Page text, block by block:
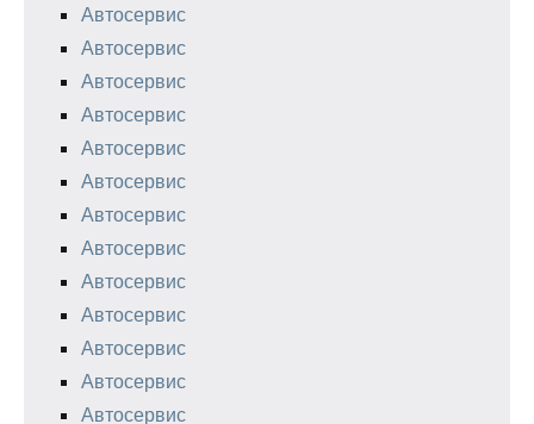
Автосервис
Автосервис
Автосервис
Автосервис
Автосервис
Автосервис
Автосервис
Автосервис
Автосервис
Автосервис
Автосервис
Автосервис
Автосервис